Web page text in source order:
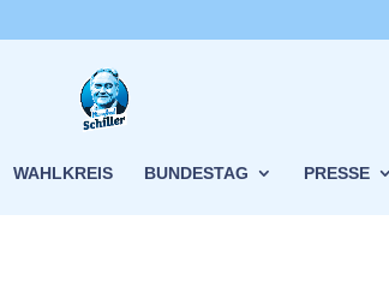
WAHLKREIS BUNDESTAG PRESSE